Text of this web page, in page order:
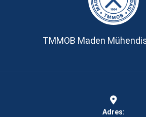
TMMOB Maden
Adres: